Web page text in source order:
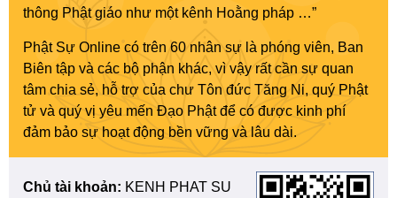
thông Phật giáo như một kênh Hoằng pháp …”
Phật Sự Online có trên 60 nhân sự là phóng viên, Ban
Biên tập và các bộ phận khác, vì vậy rất cần sự quan
tâm chia sẻ, hỗ trợ của chư Tôn đức Tăng Ni, quý Phật
tử và quý vị yêu mến Đạo Phật để có được kinh phí
đảm bảo sự hoạt động bền vững và lâu dài.
Chủ tài khoản: KENH PHAT SU